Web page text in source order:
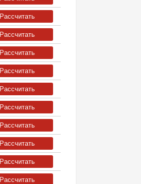
Рассчитать
Рассчитать
Рассчитать
Рассчитать
Рассчитать
Рассчитать
Рассчитать
Рассчитать
Рассчитать
Рассчитать